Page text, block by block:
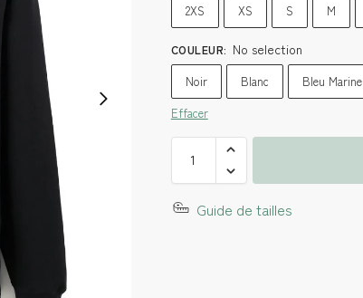
2XS XS S M
COULEUR: No selection
Noir Blanc Bleu Marine
Effacer
Guide de tailles